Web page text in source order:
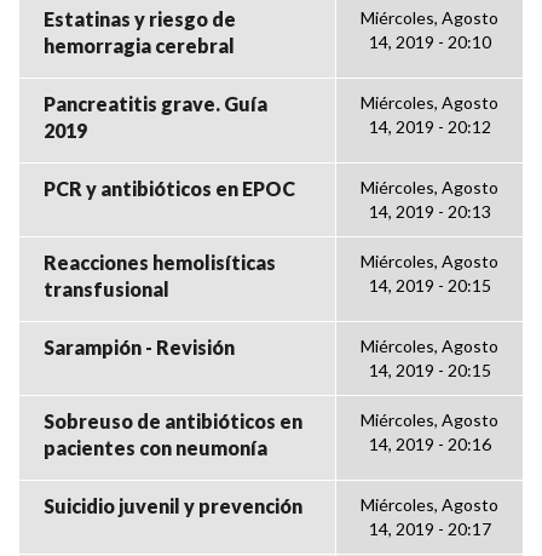
Estatinas y riesgo de
hemorragia cerebral
Miércoles, Agosto
14, 2019 - 20:10
Pancreatitis grave. Guía
2019
Miércoles, Agosto
14, 2019 - 20:12
PCR y antibióticos en EPOC
Miércoles, Agosto
14, 2019 - 20:13
Reacciones hemolisíticas
transfusional
Miércoles, Agosto
14, 2019 - 20:15
Sarampión - Revisión
Miércoles, Agosto
14, 2019 - 20:15
Sobreuso de antibióticos en
pacientes con neumonía
Miércoles, Agosto
14, 2019 - 20:16
Suicidio juvenil y prevención
Miércoles, Agosto
14, 2019 - 20:17